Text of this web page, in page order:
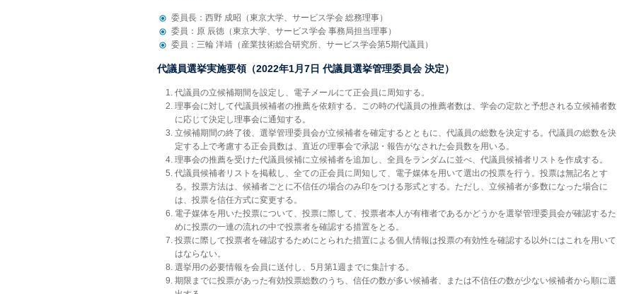
委員長：西野 成昭（東京大学、サービス学会 総務理事）
委員：原 辰徳（東京大学、サービス学会 事務局担当理事）
委員：三輪 洋靖（産業技術総合研究所、サービス学会第5期代議員）
代議員選挙実施要領（2022年1月7日 代議員選挙管理委員会 決定）
代議員の立候補期間を設定し、電子メールにて正会員に周知する。
理事会に対して代議員候補者の推薦を依頼する。この時の代議員の推薦者数は、学会の定款と予想される立候補者数
に応じて決定し理事会に通知する。
立候補期間の終了後、選挙管理委員会が立候補者を確定するとともに、代議員の総数を決定する。代議員の総数を決
定する上で考慮する正会員数は、直近の理事会で承認・報告がなされた会員数を用いる。
理事会の推薦を受けた代議員候補に立候補者を追加し、全員をランダムに並べ、代議員候補者リストを作成する。
代議員候補者リストを掲載し、全ての正会員に周知して、電子媒体を用いて選出の投票を行う。投票は無記名とす
る。投票方法は、候補者ごとに不信任の場合のみ印をつける形式とする。ただし、立候補者が多数になった場合に
は、投票を信任方式に変更する。
電子媒体を用いた投票について、投票に際して、投票者本人が有権者であるかどうかを選挙管理委員会が確認するた
めに投票の一連の流れの中で投票者を確認する措置をとる。
投票に際して投票者を確認するためにとられた措置による個人情報は投票の有効性を確認する以外にはこれを用いて
はならない。
選挙用の必要情報を会員に送付し、5月第1週までに集計する。
期限までに投票があった有効投票総数のうち、信任の数が多い候補者、または不信任の数が少ない候補者から順に選